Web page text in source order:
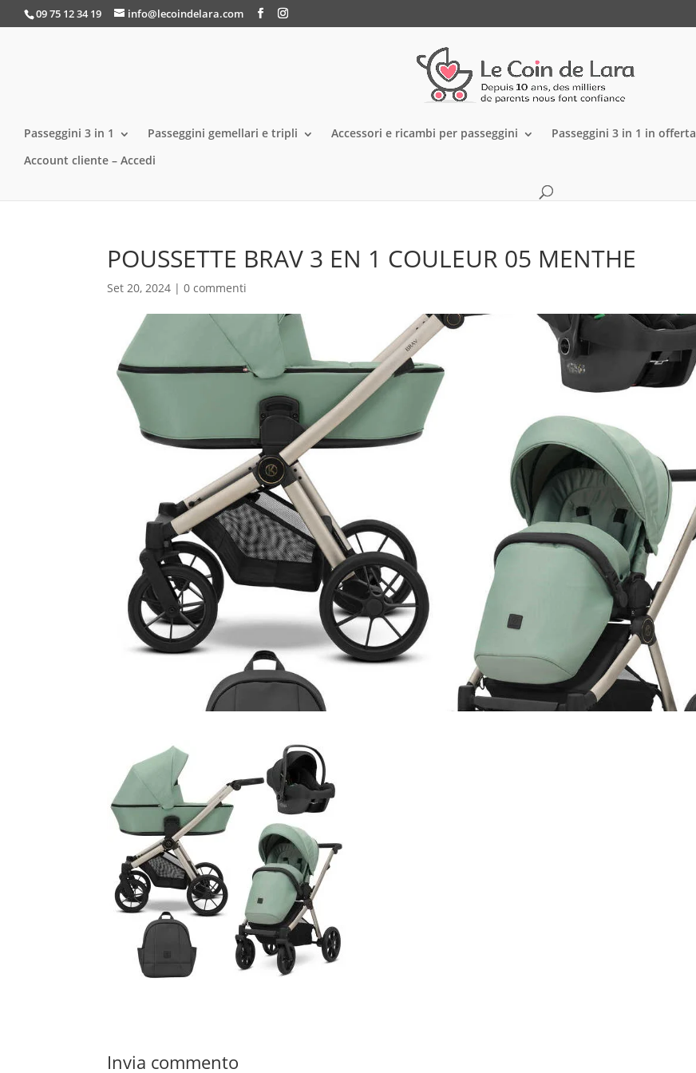
09 75 12 34 19 info@lecoindelara.com
Passeggini 3 in 1 Passeggini gemellari e tripli Accessori e ricambi per passeggini Passeggini 3 in 1 in offerta
Account cliente – Accedi
POUSSETTE BRAV 3 EN 1 COULEUR 05 MENTHE
Set 20, 2024 |0 commenti
Invia commento